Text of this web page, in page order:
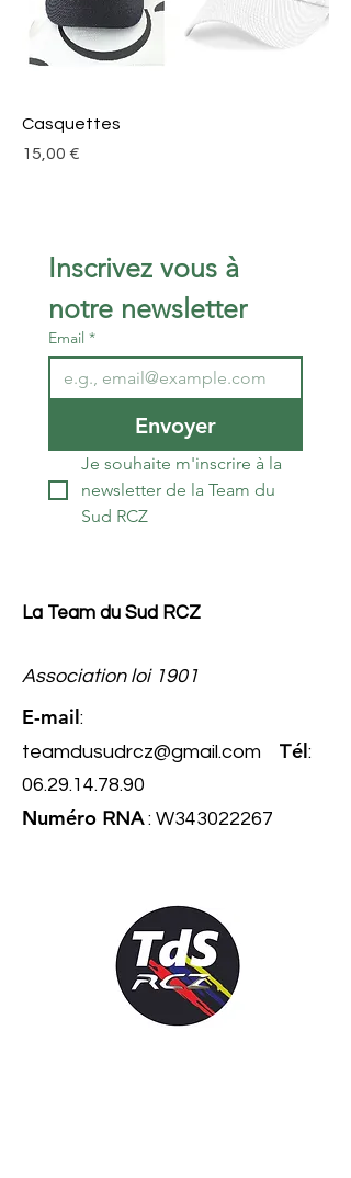
Casquettes
Prix
15,00 €
Inscrivez vous à
notre newsletter
Email *
Envoyer
Je souhaite m'inscrire à la
newsletter de la Team du
Sud RCZ
La Team du Sud RCZ
Association loi 1901
E-mail:
teamdusudrcz@gmail.com
Tél:
06.29.14.78.90
Numéro RNA: W343022267